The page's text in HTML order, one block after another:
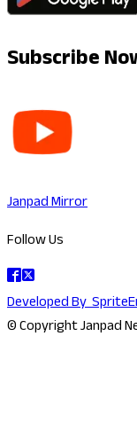
Subscribe
Janpad Mirror
Follow Us
Developed By
© Copyright Janpad